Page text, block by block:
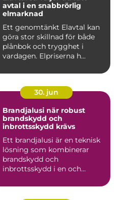
avtal i en snabbrörlig
elmarknad
Ett genomtänkt Elavtal kan
göra stor skillnad för både
plånbok och trygghet i
vardagen. Elpriserna h...
30. jun
Brandjalusi när robust
brandskydd och
inbrottsskydd krävs
Ett brandjalusi är en teknisk
lösning som kombinerar
brandskydd och
inbrottsskydd i en och